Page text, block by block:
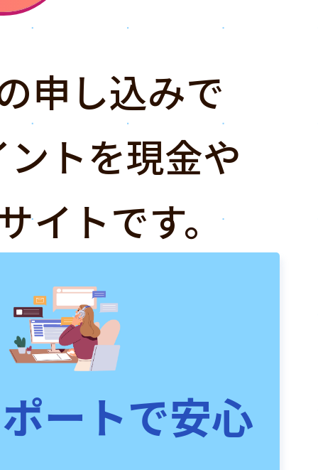
申し込みで
トを現金や
トです。
ートで安心